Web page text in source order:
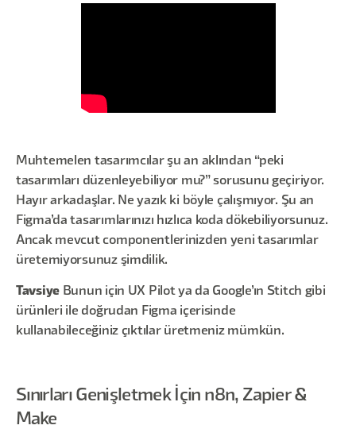
Muhtemelen tasarımcılar şu an aklından “peki
tasarımları düzenleyebiliyor mu?” sorusunu geçiriyor.
Hayır arkadaşlar. Ne yazık ki böyle çalışmıyor. Şu an
Figma’da tasarımlarınızı hızlıca koda dökebiliyorsunuz.
Ancak mevcut componentlerinizden yeni tasarımlar
üretemiyorsunuz şimdilik.
Tavsiye Bunun için UX Pilot ya da Google’ın Stitch gibi
ürünleri ile doğrudan Figma içerisinde
kullanabileceğiniz çıktılar üretmeniz mümkün.
Sınırları Genişletmek İçin n8n, Zapier &
Make